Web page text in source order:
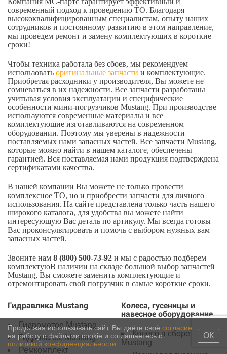
современный подход к проведению ТО. Благодаря
высококвалифицированным специалистам, опыту наших
сотрудников и постоянному развитию в этом направление,
мы проведем ремонт и замену комплектующих в короткие
сроки!
Чтобы техника работала без сбоев, мы рекомендуем
использовать оригинальные запчасти и комплектующие.
Приобретая расходники у производителя, Вы можете не
сомневаться в их надежности. Все запчасти разработаны
учитывая условия эксплуатации и специфические
особенности мини-погрузчиков Mustang. При производстве
используются современные материалы и все
комплектующие изготавливаются на современном
оборудовании. Поэтому мы уверены в надежности
поставляемых нами запасных частей. Все запчасти Mustang,
которые можно найти в нашем каталоге, обеспечены
гарантией. Вся поставляемая нами продукция подтверждена
сертификатами качества.
В нашей компании Вы можете не только провести
комплексное ТО, но и приобрести запчасти для личного
использования. На сайте представлена только часть нашего
широкого каталога, для удобства вы можете найти
интересующую Вас деталь по артикулу. Мы всегда готовы
Вас проконсультировать и помочь с выбором нужных вам
запасных частей.
Звоните нам 8 (800) 500-73-92 и мы с радостью подберем
комплектуюВ наличии на складе большой выбор запчастей
Mustang, Вы сможете заменить комплектующие и
отремонтировать свой погрузчик в самые короткие сроки.
Гидравлика Mustang
Гидромотор Mustang
Гидронасос Mustang
Ремкомплект
Колеса, гусеницы и
навесное оборудование
Колесо в сборе
Mustang
Продолжая использовать сайт, Вы даёте своё согласие
на работу с файлами cookie и соглашаетесь с
политикой конфиденциальности
ОК